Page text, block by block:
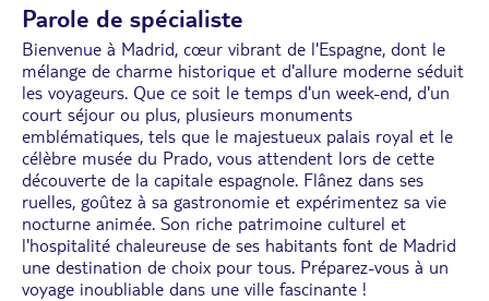
Parole de spécialiste
Bienvenue à Madrid, cœur vibrant de l'Espagne, dont le
mélange de charme historique et d'allure moderne séduit
les voyageurs. Que ce soit le temps d'un week-end, d'un
court séjour ou plus, plusieurs monuments
emblématiques, tels que le majestueux palais royal et le
célèbre musée du Prado, vous attendent lors de cette
découverte de la capitale espagnole. Flânez dans ses
ruelles, goûtez à sa gastronomie et expérimentez sa vie
nocturne animée. Son riche patrimoine culturel et
l'hospitalité chaleureuse de ses habitants font de Madrid
une destination de choix pour tous. Préparez-vous à un
voyage inoubliable dans une ville fascinante !